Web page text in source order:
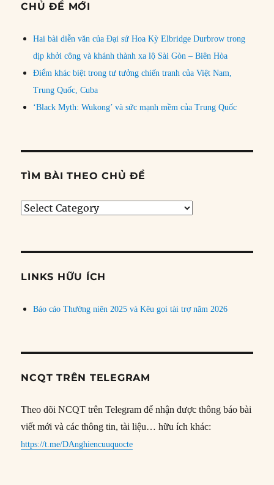
CHỦ ĐỀ MỚI
Hai bài diễn văn của Đại sứ Hoa Kỳ Elbridge Durbrow trong
dịp khởi công và khánh thành xa lộ Sài Gòn – Biên Hòa
Điểm khác biệt trong tư tưởng chiến tranh của Việt Nam,
Trung Quốc, Cuba
‘Black Myth: Wukong’ và sức mạnh mềm của Trung Quốc
TÌM BÀI THEO CHỦ ĐỀ
Tìm
đề
LINKS HỮU ÍCH
Báo cáo Thường niên 2025 và Kêu gọi tài trợ năm 2026
NCQT TRÊN TELEGRAM
Theo dõi NCQT trên Telegram để nhận được thông báo bài
viết mới và các thông tin, tài liệu… hữu ích khác:
https://t.me/DAnghiencuuquocte